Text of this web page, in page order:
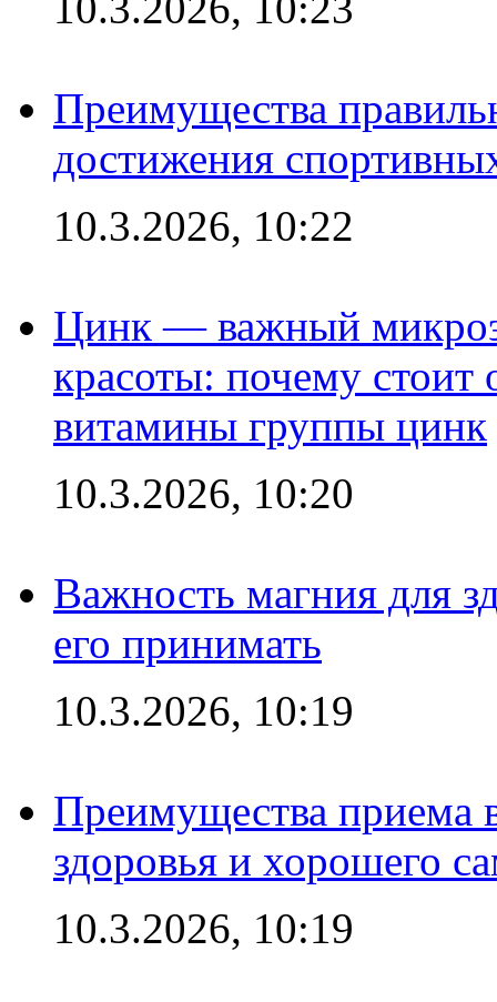
Преимущества
достижения
10.3.2026, 10:22
Цинк — важный
красоты: почему стоит
витамины группы цинк
10.3.2026, 10:20
Важность магния для
его принимать
10.3.2026, 10:19
Преимущества приема
здоровья и хорошего
10.3.2026, 10:19